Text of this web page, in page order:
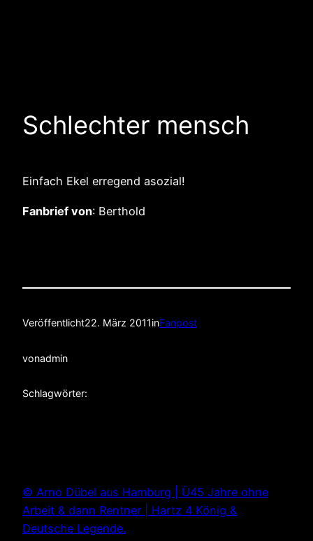
Schlechter mensch
Einfach Ekel erregend asozial!
Fanbrief von: Berthold
Veröffentlicht22. März 2011inFanpost
vonadmin
Schlagwörter:
© Arno Dübel aus Hamburg | Ü45 Jahre ohne
Arbeit & dann Rentner | Hartz 4 König &
Deutsche Legende.